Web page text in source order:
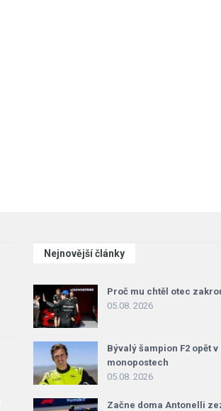
Nejnovější články
Proč mu chtěl otec
05.08. 2026
Bývalý šampion F2 opět v
monopostech
05.08. 2026
Začne doma Antonelli